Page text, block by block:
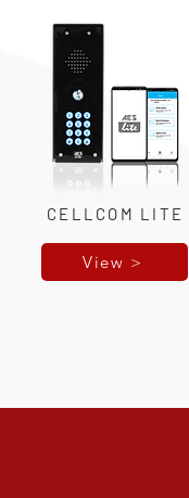
CELLCOM LITE
View >